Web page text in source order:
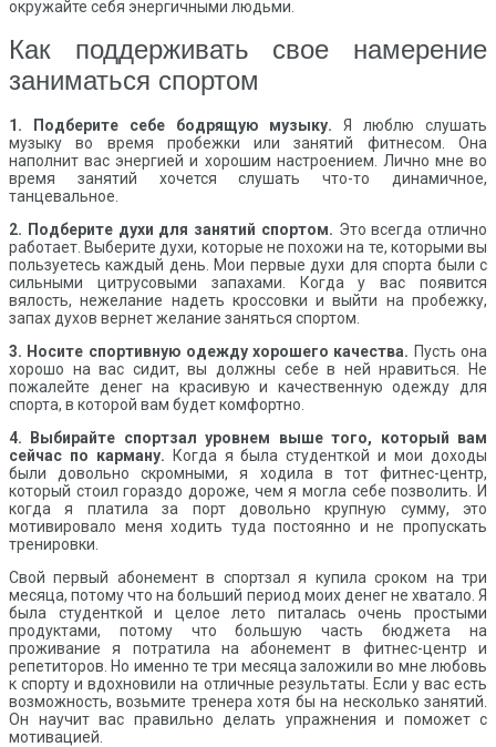
окружайте себя энергичными людьми.
Как поддерживать свое намерение
заниматься спортом
1. Подберите себе бодрящую музыку. Я люблю слушать
музыку во время пробежки или занятий фитнесом. Она
наполнит вас энергией и хорошим настроением. Лично мне во
время занятий хочется слушать что-то динамичное,
танцевальное.
2. Подберите духи для занятий спортом. Это всегда отлично
работает. Выберите духи, которые не похожи на те, которыми вы
пользуетесь каждый день. Мои первые духи для спорта были с
сильными цитрусовыми запахами. Когда у вас появится
вялость, нежелание надеть кроссовки и выйти на пробежку,
запах духов вернет желание заняться спортом.
3. Носите спортивную одежду хорошего качества. Пусть она
хорошо на вас сидит, вы должны себе в ней нравиться. Не
пожалейте денег на красивую и качественную одежду для
спорта, в которой вам будет комфортно.
4. Выбирайте спортзал уровнем выше того, который вам
сейчас по карману. Когда я была студенткой и мои доходы
были довольно скромными, я ходила в тот фитнес-центр,
который стоил гораздо дороже, чем я могла себе позволить. И
когда я платила за порт довольно крупную сумму, это
мотивировало меня ходить туда постоянно и не пропускать
тренировки.
Свой первый абонемент в спортзал я купила сроком на три
месяца, потому что на больший период моих денег не хватало. Я
была студенткой и целое лето питалась очень простыми
продуктами, потому что большую часть бюджета на
проживание я потратила на абонемент в фитнес-центр и
репетиторов. Но именно те три месяца заложили во мне любовь
к спорту и вдохновили на отличные результаты. Если у вас есть
возможность, возьмите тренера хотя бы на несколько занятий.
Он научит вас правильно делать упражнения и поможет с
мотивацией.